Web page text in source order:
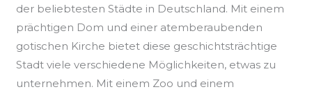
der beliebtesten Städte in Deutschland. Mit einem
prächtigen Dom und einer atemberaubenden
gotischen Kirche bietet diese geschichtsträchtige
Stadt viele verschiedene Möglichkeiten, etwas zu
unternehmen. Mit einem Zoo und einem